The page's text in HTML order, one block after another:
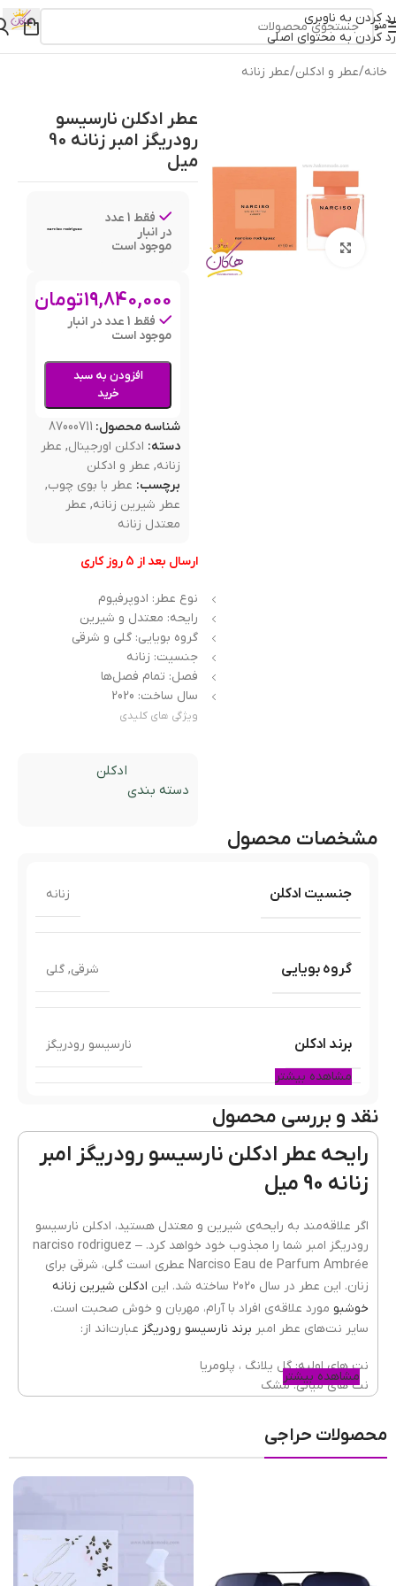
رد کردن به ناوبری
رد کردن به محتوای اصلی
منو
خانه/عطر و ادکلن/عطر زنانه
بزرگنمایی تصویر
عطر ادکلن نارسیسو
رودریگز امبر زنانه 90
میل
فقط 1 عدد
در انبار
موجود است
19,840,000تومان
فقط 1 عدد در انبار
موجود است
افزودن به سبد
خرید
شناسه محصول: 87000711
دسته: ادکلن اورجینال, عطر
زنانه, عطر و ادکلن
برچسب: عطر با بوی چوب,
عطر شیرین زنانه, عطر
معتدل زنانه
ارسال بعد از 5 روز کاری
نوع عطر: ادوپرفیوم
رایحه: معتدل و شیرین
گروه بویایی: گلی و شرقی
جنسیت: زنانه
فصل: تمام فصل‌ها
سال ساخت: 2020
ویژگی های کلیدی
دسته بندی
ادکلن
مشخصات محصول
جنسیت ادکلن زنانه
گروه بویایی شرقی, گلی
برند ادکلن نارسیسو رودریگز
سال ساخت عطر
نوع عطر
کشور مبدا برند ایالات متحده
عطار اورلین گیچارد
مشاهده بیشتر
نقد و بررسی محصول
رایحه عطر ادکلن نارسیسو رودریگز امبر
زنانه 90 میل
اگر علاقه‌مند به رایحه‌ی شیرین و معتدل هستید، ادکلن نارسیسو
رودریگز امبر شما را مجذوب خود خواهد کرد. narciso rodriguez –
Narciso Eau de Parfum Ambrée عطری است گلی، شرقی برای
زنان. این عطر در سال 2020 ساخته شد. این
ادکلن‌ شیرین زنانه
خوشبو مورد علاقه‌ی افراد با آرام، مهربان و خوش صحبت است.
سایر نت‌های عطر امبر برند نارسیسو رودریگز عبارت‌اند از:
نت های اولیه: گل یلانگ ، پلومریا
نت های میانی: مشک
ادکلن نارسیسو رودریگز امبر؛ همراه تمام
فصل‌ها
نمی‌گذارد، پس می‌تواند عطرامضای شما باشد. ادکلن امبر نارسیسو
رودریگز از روایح گرم و سرد به میزان لازم بهره برده و با ترکیب این
دو طبع، یک رایحه‌ی متعادل پیدا کرده است. استفاده از این
مشاهده بیشتر
محصولات حراجی